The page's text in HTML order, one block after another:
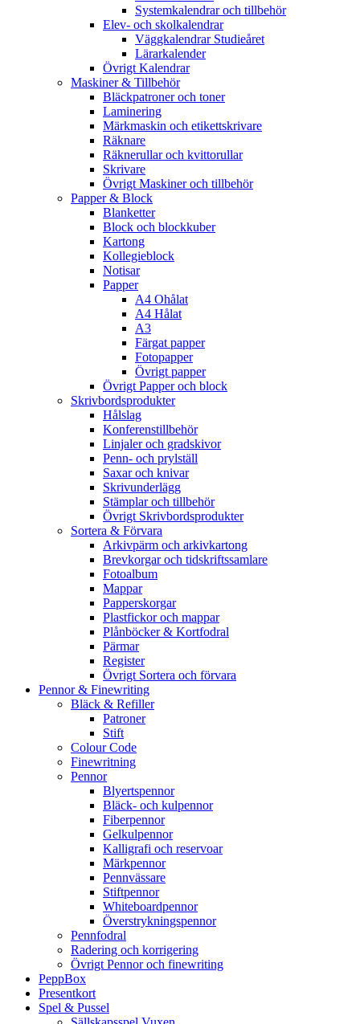
Systemkalendrar och tillbehör
Elev- och skolkalendrar
Väggkalendrar Studieåret
Lärarkalender
Övrigt Kalendrar
Maskiner & Tillbehör
Bläckpatroner och toner
Laminering
Märkmaskin och etikettskrivare
Räknare
Räknerullar och kvittorullar
Skrivare
Övrigt Maskiner och tillbehör
Papper & Block
Blanketter
Block och blockkuber
Kartong
Kollegieblock
Notisar
Papper
A4 Ohålat
A4 Hålat
A3
Färgat papper
Fotopapper
Övrigt papper
Övrigt Papper och block
Skrivbordsprodukter
Hålslag
Konferenstillbehör
Linjaler och gradskivor
Penn- och prylställ
Saxar och knivar
Skrivunderlägg
Stämplar och tillbehör
Övrigt Skrivbordsprodukter
Sortera & Förvara
Arkivpärm och arkivkartong
Brevkorgar och tidskriftssamlare
Fotoalbum
Mappar
Papperskorgar
Plastfickor och mappar
Plånböcker & Kortfodral
Pärmar
Register
Övrigt Sortera och förvara
Pennor & Finewriting
Bläck & Refiller
Patroner
Stift
Colour Code
Finewritning
Pennor
Blyertspennor
Bläck- och kulpennor
Fiberpennor
Gelkulpennor
Kalligrafi och reservoar
Märkpennor
Pennvässare
Stiftpennor
Whiteboardpennor
Överstrykningspennor
Pennfodral
Radering och korrigering
Övrigt Pennor och finewriting
PeppBox
Presentkort
Spel & Pussel